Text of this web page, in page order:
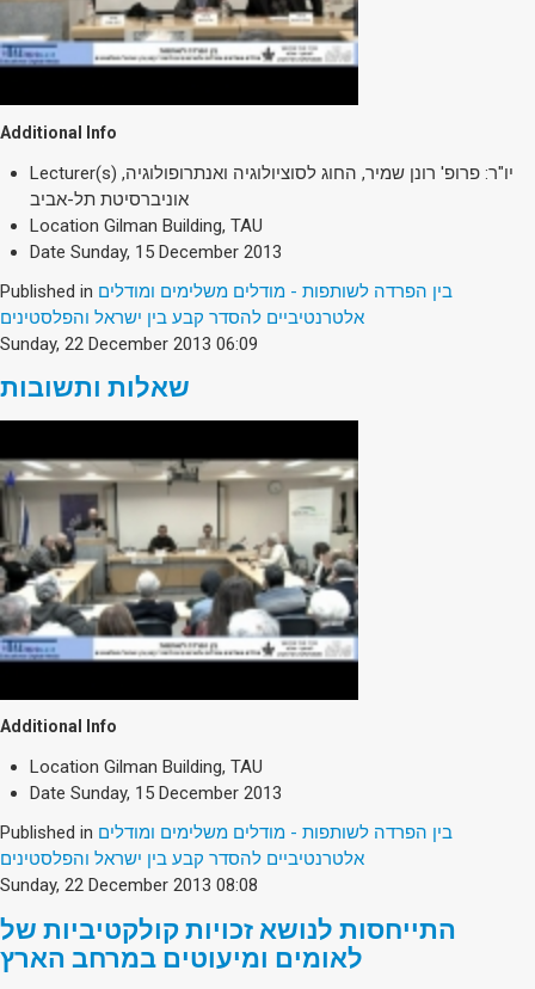
Additional Info
Lecturer(s) יו"ר: פרופ' רונן שמיר, החוג לסוציולוגיה ואנתרופולוגיה,
אוניברסיטת תל-אביב
Location Gilman Building, TAU
Date Sunday, 15 December 2013
Published in בין הפרדה לשותפות - מודלים משלימים ומודלים
אלטרנטיביים להסדר קבע בין ישראל והפלסטינים
Sunday, 22 December 2013 06:09
שאלות ותשובות
Additional Info
Location Gilman Building, TAU
Date Sunday, 15 December 2013
Published in בין הפרדה לשותפות - מודלים משלימים ומודלים
אלטרנטיביים להסדר קבע בין ישראל והפלסטינים
Sunday, 22 December 2013 08:08
התייחסות לנושא זכויות קולקטיביות של
לאומים ומיעוטים במרחב הארץ